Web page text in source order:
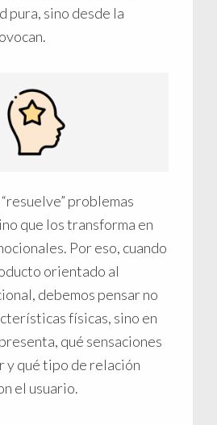
pura, sino desde la
problemas
que los transforma en
Por eso, cuando
orientado al
debemos pensar no
físicas, sino en
qué sensaciones
y qué tipo de relación
el usuario.